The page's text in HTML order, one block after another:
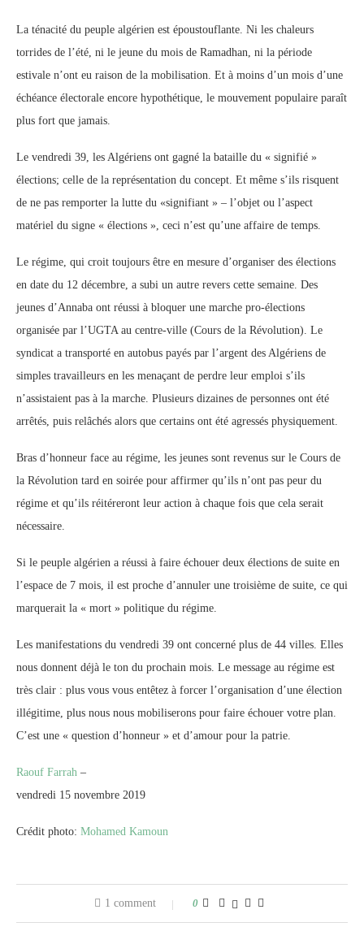
La ténacité du peuple algérien est époustouflante. Ni les chaleurs
torrides de l’été, ni le jeune du mois de Ramadhan, ni la période
estivale n’ont eu raison de la mobilisation. Et à moins d’un mois d’une
échéance électorale encore hypothétique, le mouvement populaire paraît
plus fort que jamais.
Le vendredi 39, les Algériens ont gagné la bataille du « signifié »
élections; celle de la représentation du concept. Et même s’ils risquent
de ne pas remporter la lutte du «signifiant » – l’objet ou l’aspect
matériel du signe « élections », ceci n’est qu’une affaire de temps.
Le régime, qui croit toujours être en mesure d’organiser des élections
en date du 12 décembre, a subi un autre revers cette semaine. Des
jeunes d’Annaba ont réussi à bloquer une marche pro-élections
organisée par l’UGTA au centre-ville (Cours de la Révolution). Le
syndicat a transporté en autobus payés par l’argent des Algériens de
simples travailleurs en les menaçant de perdre leur emploi s’ils
n’assistaient pas à la marche. Plusieurs dizaines de personnes ont été
arrêtés, puis relâchés alors que certains ont été agressés physiquement.
Bras d’honneur face au régime, les jeunes sont revenus sur le Cours de
la Révolution tard en soirée pour affirmer qu’ils n’ont pas peur du
régime et qu’ils réitéreront leur action à chaque fois que cela serait
nécessaire.
Si le peuple algérien a réussi à faire échouer deux élections de suite en
l’espace de 7 mois, il est proche d’annuler une troisième de suite, ce qui
marquerait la « mort » politique du régime.
Les manifestations du vendredi 39 ont concerné plus de 44 villes. Elles
nous donnent déjà le ton du prochain mois. Le message au régime est
très clair : plus vous vous entêtez à forcer l’organisation d’une élection
illégitime, plus nous nous mobiliserons pour faire échouer votre plan.
C’est une « question d’honneur » et d’amour pour la patrie.
Raouf Farrah –
vendredi 15 novembre 2019
Crédit photo: Mohamed Kamoun
1 comment 0